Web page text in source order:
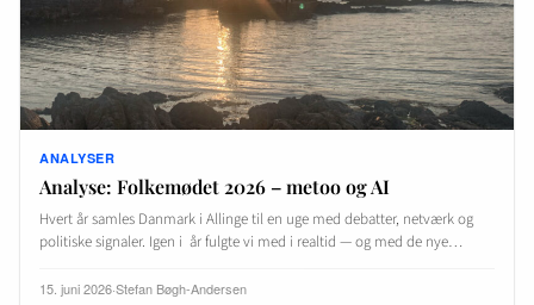
ANALYSER
Analyse: Folkemødet 2026 – metoo og AI
Hvert år samles Danmark i Allinge til en uge med debatter, netværk og
politiske signaler. Igen i år fulgte vi med i realtid — og med de nye…
15. juni 2026·Stefan Bøgh-Andersen